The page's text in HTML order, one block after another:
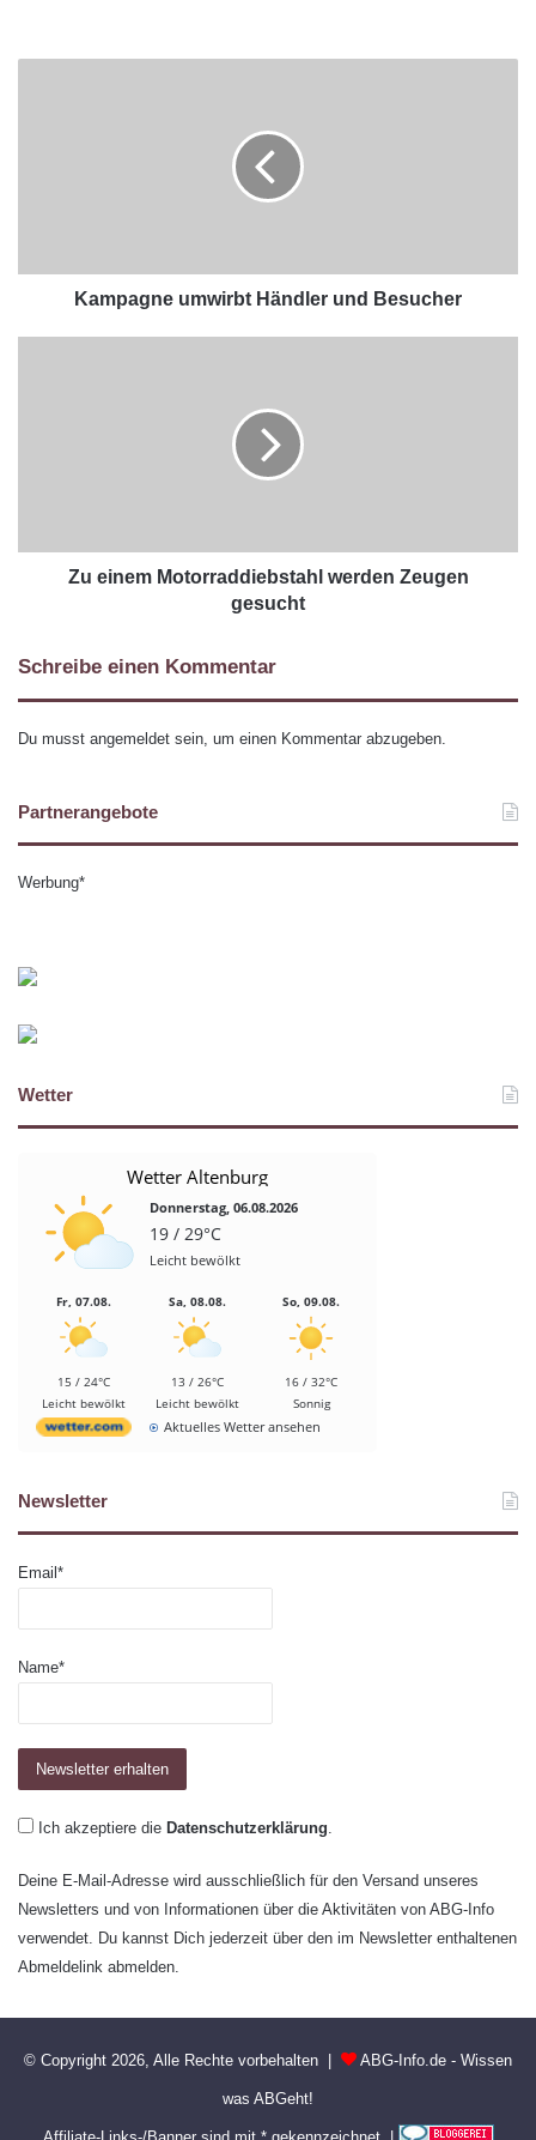
Kampagne umwirbt Händler und Besucher
Zu einem Motorraddiebstahl werden Zeugen
gesucht
Schreibe einen Kommentar
Du musst angemeldet sein, um einen Kommentar abzugeben.
Partnerangebote
Werbung*
Wetter
Wetter Altenburg
Donnerstag, 06.08.2026
19 / 29°C
Leicht bewölkt
Fr, 07.08.
15 / 24°C
Leicht bewölkt
Sa, 08.08.
13 / 26°C
Leicht bewölkt
So, 09.08.
16 / 32°C
Sonnig
Aktuelles Wetter ansehen
Newsletter
Email*
Name*
Ich akzeptiere die Datenschutzerklärung
Deine E-Mail-Adresse wird ausschließlich für den Versand unseres
Newsletters und von Informationen über die Aktivitäten von ABG-Info
verwendet. Du kannst Dich jederzeit über den im Newsletter enthaltenen
Abmeldelink abmelden.
© Copyright 2026, Alle Rechte vorbehalten | ABG-Info.de - Wissen
was ABGeht!